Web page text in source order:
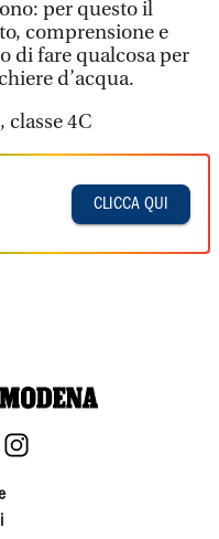
per questo il
comprensione e
di fare qualcosa per
d’acqua.
classe 4C
CLICCA QUI